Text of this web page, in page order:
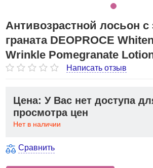
Антивозрастной лосьон с
граната DEOPROCE
Wrinkle Pomegranate
Написать отзыв
Цена: У Вас нет доступа
просмотра цен
Нет в наличии
Сравнить